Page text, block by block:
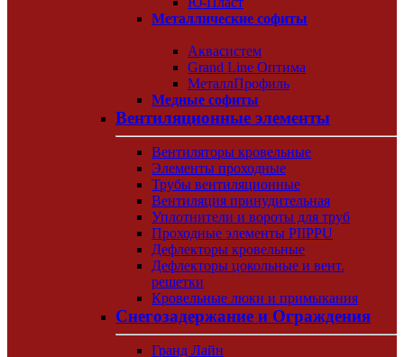
Металлические софиты
Аквасистем
Grand Line Оптима
МеталлПрофиль
Медные софиты
Вентиляционные элементы
Вентиляторы кровельные
Элементы проходные
Трубы вентиляционные
Вентиляция принудительная
Уплотнители и вороты для труб
Проходные элементы PIIPPU
Дефлекторы кровельные
Дефлекторы цокольные и вент.
решетки
Кровельные люки и примыкания
Снегозадержание и Ограждения
Гранд Лайн